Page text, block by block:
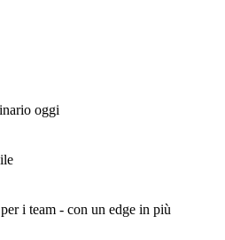
oggi
i team - con un edge in più